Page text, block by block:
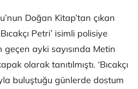
Doğan Kitap’tan çıkan
Petri’ isimli polisiye
geçen ayki sayısında Metin
olarak tanıtılmıştı. ‘Bıcakçı
buluştuğu günlerde dostum